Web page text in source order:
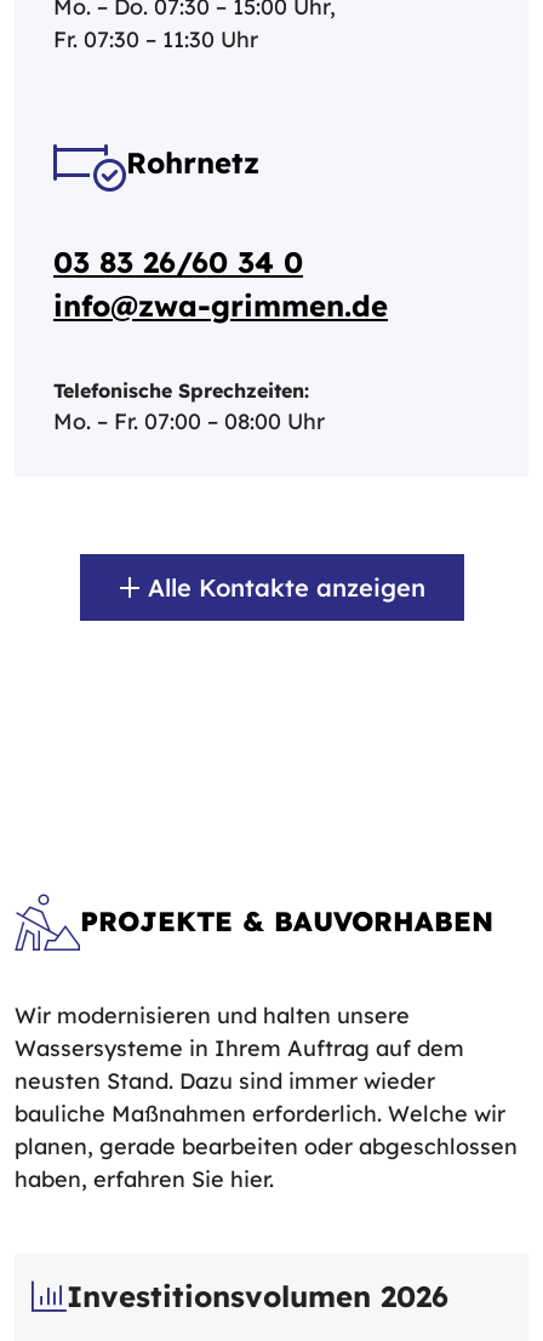
Mo. – Do. 07:30 – 15:00 Uhr,
Fr. 07:30 – 11:30 Uhr
Rohrnetz
03 83 26/60 34 0
info@zwa-grimmen.de
Telefonische Sprechzeiten:
Mo. – Fr. 07:00 – 08:00 Uhr
Alle Kontakte anzeigen
PROJEKTE & BAUVORHABEN
Wir modernisieren und halten unsere
Wassersysteme in Ihrem Auftrag auf dem
neusten Stand. Dazu sind immer wieder
bauliche Maßnahmen erforderlich. Welche wir
planen, gerade bearbeiten oder abgeschlossen
haben, erfahren Sie hier.
Investitionsvolumen 2026